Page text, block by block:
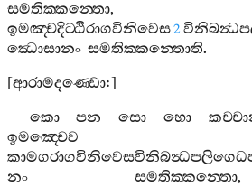
සමතික‍්කන‍්තො,
ඉමඤ‍්චදිට‍්ඨිරාගවිනිවෙස2
ඣොසානං සමතික‍්කන‍්තොති.
[ආරාමදණ‍්ඩො:]
කො
පන සො භො
ඉමඤ‍්චෙව
නං
සමතික‍්කන‍්තො